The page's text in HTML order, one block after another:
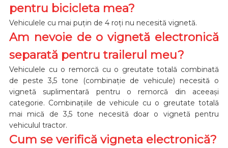
pentru bicicleta mea?
Vehiculele cu mai puțin de 4 roți nu necesită vignetă.
Am nevoie de o vignetă electronică
separată pentru trailerul meu?
Vehiculele cu o remorcă cu o greutate totală combinată
de peste 3,5 tone (combinație de vehicule) necesită o
vignetă suplimentară pentru o remorcă din aceeași
categorie. Combinațiile de vehicule cu o greutate totală
mai mică de 3,5 tone necesită doar o vignetă pentru
vehiculul tractor.
Cum se verifică vigneta electronică?